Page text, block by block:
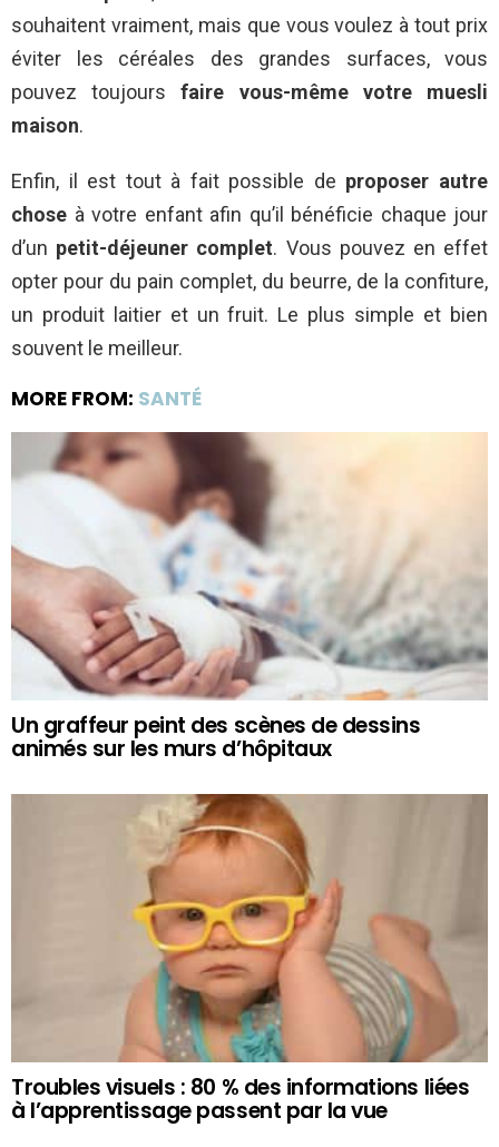
souhaitent vraiment, mais que vous voulez à tout prix
éviter les céréales des grandes surfaces, vous
pouvez toujoursfaire vous-même votre muesli
maison.
Enfin, il est tout à fait possible de proposer autre
chose à votre enfant afin qu’il bénéficie chaque jour
d’un petit-déjeuner complet. Vous pouvez en effet
opter pour du pain complet, du beurre, de la confiture,
un produit laitier et un fruit. Le plus simple et bien
souvent le meilleur.
MORE FROM: SANTÉ
Un graffeur peint des scènes de dessins
animés sur les murs d’hôpitaux
Troubles visuels : 80 % des informations liées
à l’apprentissage passent par la vue